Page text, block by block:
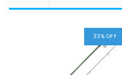
33% OFF